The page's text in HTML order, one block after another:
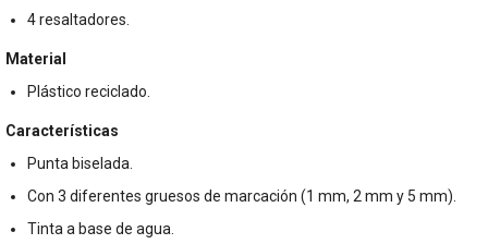
4 resaltadores.
Material
Plástico reciclado.
Características
Punta biselada.
Con 3 diferentes gruesos de marcación (1 mm, 2 mm y 5 mm).
Tinta a base de agua.